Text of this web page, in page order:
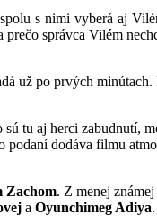
s nimi vyberá aj
prečo správca Vilém
už po prvých
tu aj herci zabudnutí,
dodáva filmu
Zachom. Z menej
a Oyunchimeg Adiya.